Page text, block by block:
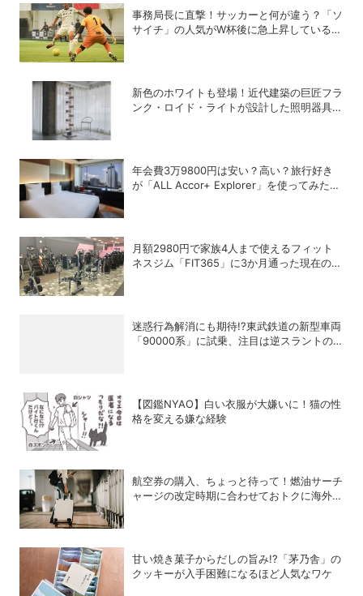
事務局長に直撃！サッカーと何が違う？「ソ
サイチ」の人気がW杯後に急上昇しているワ
新色のホワイトも登場！近代建築の巨匠フラ
ンク・ロイド・ライトが設計した照明器具の
年会費3万9800円は安い？高い？旅行好き
が「ALL Accor+ Explorer」を使ってみたら
月額2980円で家族4人まで使えるフィット
ネスジム「FIT365」に3か月通った現在のリ
迷惑行為解消にも期待!?東武鉄道の新型車両
「90000系」に試乗、注目は逆スラントの
【図鑑NYAO】白い衣服が大嫌いに！猫の性
格を変える嫌な経験
航空券の購入、ちょっと待って！燃油サーチ
ャージの改定時期に合わせておトクに海外航
甘い焼き菓子からだしの旨み!?「茅乃舎」の
クッキーが入手困難になるほど人気なワケ